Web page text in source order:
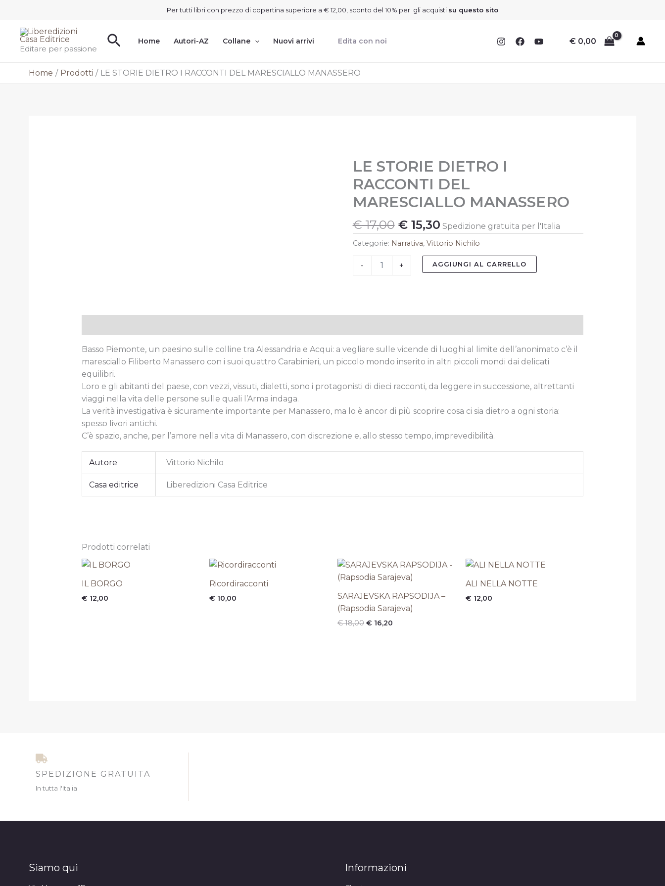
contenuto
Per tutti libri con prezzo di copertina superiore a € 12,00, sconto del 10% per gli acquisti su questo sito
Editare per passione CercaHome Autori-AZ Collane Nuovi arrivi Edita con noi € 0,00
Home Prodotti LE STORIE DIETRO I RACCONTI DEL MARESCIALLO MANASSERO
LE STORIE DIETRO I
RACCONTI DEL
MARESCIALLO MANASSERO
€17,00
Il
prezzo
originale
era:
€15,30
Il
prezzo
attuale
è:
Spedizione gratuita per l'Italia
Categorie: Narrativa, Vittorio Nichilo
-
LE
STORIE
DIETRO
I
RACCONTI
MARESCIALLO
MANASSERO
quantità
+ AGGIUNGI AL CARRELLO
Basso Piemonte, un paesino sulle colline tra Alessandria e Acqui: a vegliare sulle vicende di luoghi al limite dell’anonimato c’è il
maresciallo Filiberto Manassero con i suoi quattro Carabinieri, un piccolo mondo inserito in altri piccoli mondi dai delicati
equilibri.
Loro e gli abitanti del paese, con vezzi, vissuti, dialetti, sono i protagonisti di dieci racconti, da leggere in successione, altrettanti
viaggi nella vita delle persone sulle quali l’Arma indaga.
La verità investigativa è sicuramente importante per Manassero, ma lo è ancor di più scoprire cosa ci sia dietro a ogni storia:
spesso livori antichi.
C’è spazio, anche, per l’amore nella vita di Manassero, con discrezione e, allo stesso tempo, imprevedibilità.
Autore Vittorio Nichilo
Casa editrice Liberedizioni Casa Editrice
Prodotti correlati
IL BORGO
€ 12,00
Ricordiracconti
€ 10,00
SARAJEVSKA RAPSODIJA –
(Rapsodia Sarajeva)
€18,00
Il
prezzo
originale
€ 18,00.
€ 16,20
Il
prezzo
attuale
€ 16,20.
ALI NELLA NOTTE
€ 12,00
SPEDIZIONE GRATUITA
In tutta l'Italia
Siamo qui Informazioni